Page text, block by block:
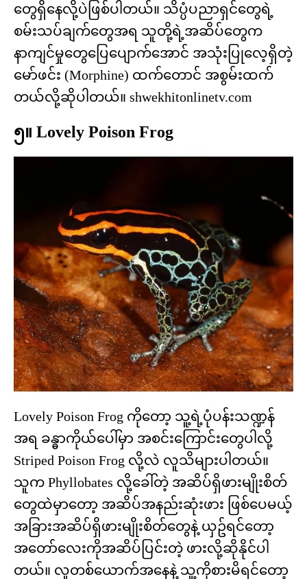
တွေရှိနေလို့ပဲဖြစ်ပါတယ်။ သိပ္ပံပညာရှင်တွေရဲ့
စမ်းသပ်ချက်တွေအရ သူတို့ရဲ့အဆိပ်တွေက
နာကျင်မှုတွေပြေပျောက်အောင် အသုံးပြုလေ့ရှိတဲ့
မော်ဖင်း (Morphine) ထက်တောင် အစွမ်းထက်
တယ်လို့ဆိုပါတယ်။ shwekhitonlinetv.com
၅။ Lovely Poison Frog
Lovely Poison Frog ကိုတော့ သူ့ရဲ့ပုံပန်းသဏ္ဍန်
အရ ခန္ဓာကိုယ်ပေါ်မှာ အစင်းကြောင်းတွေပါလို့
Striped Poison Frog လို့လဲ လူသိများပါတယ်။
သူက Phyllobates လို့ခေါ်တဲ့ အဆိပ်ရှိဖားမျိုးစိတ်
တွေထဲမှာတော့ အဆိပ်အနည်းဆုံးဖား ဖြစ်ပေမယ့်
အခြားအဆိပ်ရှိဖားမျိုးစိတ်တွေနဲ့ ယှဥ်ရင်တော့
အတော်လေးကိုအဆိပ်ပြင်းတဲ့ ဖားလို့ဆိုနိုင်ပါ
တယ်။ လူတစ်ယောက်အနေနဲ့ သူ့ကိုစားမိရင်တော့